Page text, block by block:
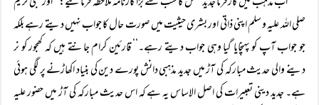
صلی اللہ علیہ و سلم اپنی ذاتی اور بشری حیثیت میں صورت حال کا جواب نہیں دیتے رہے بلکہ
جو جواب آپ کو پہنچایا گیا وہی جواب دیتے رہے۔‘‘ قارئین کرام جانتے ہیں کہ کھجور کو نر
دینے والی حدیث مبارکہ کی آڑ میں جدید مذہبی دانش پورے دین کی بنیاد اکھاڑنے پر لگی ہوئی
ہے۔ جدید دینی تعبیرات کی اصل الاساس یہ ہے کہ اس حدیث مبارکہ کی آڑ میں حضور علیہ